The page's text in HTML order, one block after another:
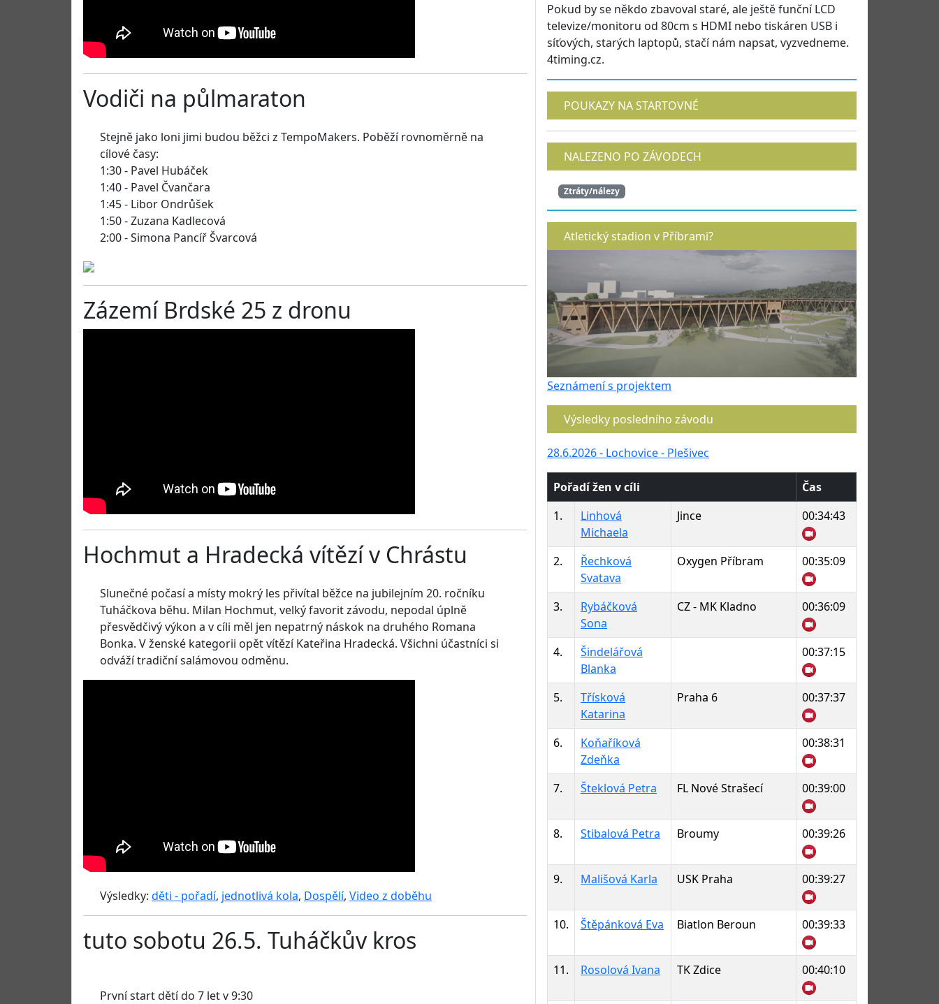
Vodiči na půlmaraton
Stejně jako loni jimi budou běžci z TempoMakers. Poběží rovnoměrně na
cílové časy:
1:30 - Pavel Hubáček
1:40 - Pavel Čvančara
1:45 - Libor Ondrůšek
1:50 - Zuzana Kadlecová
2:00 - Simona Pancíř Švarcová
Zázemí Brdské 25 z dronu
Hochmut a Hradecká vítězí v Chrástu
Slunečné počasí a místy mokrý les přivítal běžce na jubilejním 20. ročníku
Tuháčkova běhu. Milan Hochmut, velký favorit závodu, nepodal úplně
přesvědčivý výkon a v cíli měl jen nepatrný náskok na druhého Romana
Bonka. V ženské kategorii opět vítězí Kateřina Hradecká. Všichni účastníci si
odváží tradiční salámovou odměnu.
Výsledky: děti - pořadí, jednotlivá kola, Dospělí, Video z doběhu
tuto sobotu 26.5. Tuháčkův kros
První start dětí do 7 let v 9:30
Pokud by se někdo zbavoval staré, ale ještě funční LCD
televize/monitoru od 80cm s HDMI nebo tiskáren USB i
síťových, starých laptopů, stačí nám napsat, vyzvedneme.
4timing.cz.
POUKAZY NA STARTOVNÉ
NALEZENO PO ZÁVODECH
Ztráty/nálezy
Atletický stadion v Příbrami?
Seznámení s projektem
Výsledky posledního závodu
28.6.2026 - Lochovice - Plešivec
Pořadí žen v cíli
Čas
1.
Linhová
Michaela
Jince 00:34:43
2.
Řechková
Svatava
Oxygen Příbram 00:35:09
3.
Rybáčková
Sona
CZ - MK Kladno 00:36:09
4.
Šindelářová
Blanka
00:37:15
5.
Třísková
Katarina
Praha 6 00:37:37
6.
Koňaříková
Zdeňka
00:38:31
7. Šteklová Petra FL Nové Strašecí 00:39:00
8. Stibalová Petra Broumy 00:39:26
9. Mališová Karla USK Praha 00:39:27
10. Štěpánková Eva Biatlon Beroun 00:39:33
11. Rosolová Ivana TK Zdice 00:40:10